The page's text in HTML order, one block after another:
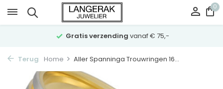
0
Gratis verzending vanaf € 75,-
Terug Home Aller Spanninga Trouwringen 16...